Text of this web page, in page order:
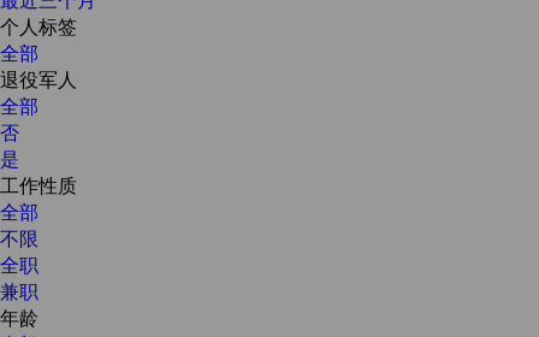
个人标签
全部
退役军人
全部
否
是
工作性质
全部
不限
全职
兼职
年龄